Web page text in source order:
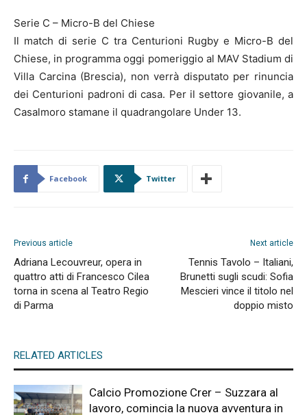
Serie C – Micro-B del Chiese
Il match di serie C tra Centurioni Rugby e Micro-B del
Chiese, in programma oggi pomeriggio al MAV Stadium di
Villa Carcina (Brescia), non verrà disputato per rinuncia
dei Centurioni padroni di casa. Per il settore giovanile, a
Casalmoro stamane il quadrangolare Under 13.
Facebook Twitter
Previous article
Adriana Lecouvreur, opera in
quattro atti di Francesco Cilea
torna in scena al Teatro Regio
di Parma
Next article
Tennis Tavolo – Italiani,
Brunetti sugli scudi: Sofia
Mescieri vince il titolo nel
doppio misto
RELATED ARTICLES
Calcio Promozione Crer – Suzzara al
lavoro, comincia la nuova avventura in